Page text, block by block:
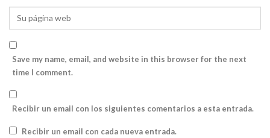
Save my name, email, and website in this browser for the next
time I comment.
Recibir un email con los siguientes comentarios a esta entrada.
Recibir un email con cada nueva entrada.